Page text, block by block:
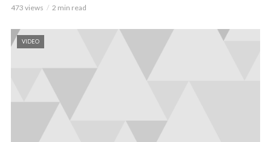
473 views 2 min read
VIDEO